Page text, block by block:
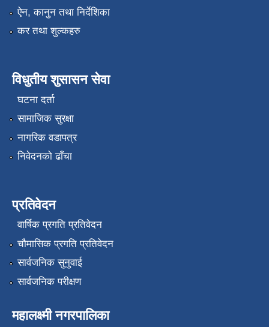
ऐन, कानुन तथा निर्देशिका
कर तथा शुल्कहरु
विधुतीय शुसासन सेवा
घटना दर्ता
सामाजिक सुरक्षा
नागरिक वडापत्र
निवेदनको ढाँचा
प्रतिवेदन
वार्षिक प्रगति प्रतिवेदन
चौमासिक प्रगति प्रतिवेदन
सार्वजनिक सुनुवाई
सार्वजनिक परीक्षण
महालक्ष्मी नगरपालिका